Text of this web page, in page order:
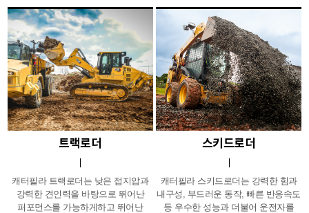
뛰어난 내구성과 연료효율을
자랑합니다.
트랙로더
캐터필라 트랙로더는 낮은 접지압과
강력한 견인력을 바탕으로 뛰어난
퍼포먼스를 가능하게하고 뛰어난
스키드로더
캐터필라 스키드로더는 강력한 힘과
내구성, 부드러운 동작, 빠른 반응속도
등 우수한 성능과 더불어 운전자를